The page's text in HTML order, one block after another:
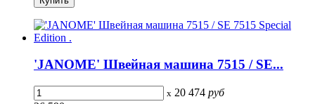
'JANOME' Швейная машина 7515 / SE...
x 20 474 руб